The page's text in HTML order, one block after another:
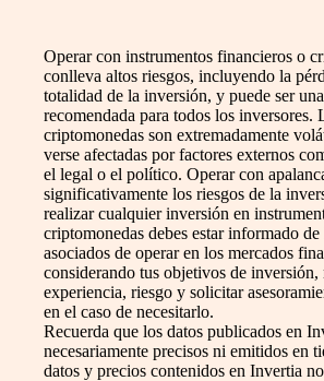
Operar con instrumentos financieros o
conlleva altos riesgos, incluyendo la
totalidad de la inversión, y puede ser
recomendada para todos los inversores.
criptomonedas son extremadamente
verse afectadas por factores externos
el legal o el político. Operar con
significativamente los riesgos de la
realizar cualquier inversión en
criptomonedas debes estar informado de
asociados de operar en los mercados
considerando tus objetivos de inversión,
experiencia, riesgo y solicitar
en el caso de necesitarlo.
Recuerda que los datos publicados en
necesariamente precisos ni emitidos en
datos y precios contenidos en Invertia